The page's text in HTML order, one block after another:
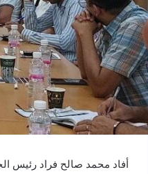
أفاد محمد صالح فراد رئيس